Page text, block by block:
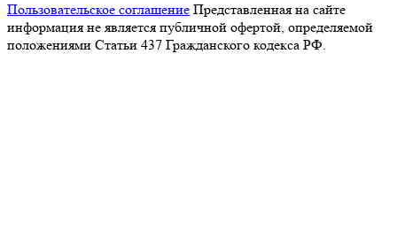
Пользовательское соглашение Представленная на сайте
информация не является публичной офертой, определяемой
положениями Статьи 437 Гражданского кодекса РФ.